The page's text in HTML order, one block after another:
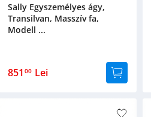
Sally Egyszemélyes ágy,
Transilvan, Masszív fa,
Modell ...
851 00 Lei